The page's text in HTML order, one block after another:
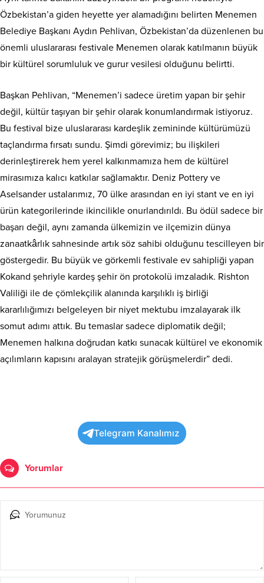
Özbekistan’a giden heyette yer alamadığını belirten Menemen
Belediye Başkanı Aydın Pehlivan, Özbekistan’da düzenlenen bu
önemli uluslararası festivale Menemen olarak katılmanın büyük
bir kültürel sorumluluk ve gurur vesilesi olduğunu belirtti.
Başkan Pehlivan, “Menemen’i sadece üretim yapan bir şehir
değil, kültür taşıyan bir şehir olarak konumlandırmak istiyoruz.
Bu festival bize uluslararası kardeşlik zemininde kültürümüzü
taçlandırma fırsatı sundu. Şimdi görevimiz; bu ilişkileri
derinleştirerek hem yerel kalkınmamıza hem de kültürel
mirasımıza kalıcı katkılar sağlamaktır. Deniz Pottery ve
Aselsander ustalarımız, 70 ülke arasından en iyi stant ve en iyi
ürün kategorilerinde ikincilikle onurlandırıldı. Bu ödül sadece bir
başarı değil, aynı zamanda ülkemizin ve ilçemizin dünya
zanaatkârlık sahnesinde artık söz sahibi olduğunu tescilleyen bir
göstergedir. Bu büyük ve görkemli festivale ev sahipliği yapan
Kokand şehriyle kardeş şehir ön protokolü imzaladık. Rishton
Valiliği ile de çömlekçilik alanında karşılıklı iş birliği
kararlılığımızı belgeleyen bir niyet mektubu imzalayarak ilk
somut adımı attık. Bu temaslar sadece diplomatik değil;
Menemen halkına doğrudan katkı sunacak kültürel ve ekonomik
açılımların kapısını aralayan stratejik görüşmelerdir” dedi.
Telegram Kanalımız
Yorumlar